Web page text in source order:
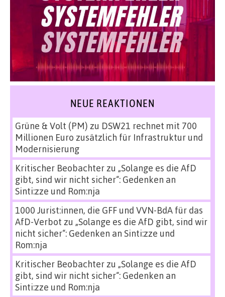
NEUE REAKTIONEN
Grüne & Volt (PM) zu DSW21 rechnet mit 700
Millionen Euro zusätzlich für Infrastruktur und
Modernisierung
Kritischer Beobachterzu „Solange es die AfD
gibt, sind wir nicht sicher“: Gedenken an
Sinti:zze und Rom:nja
1000 Jurist:innen, die GFF und VVN-BdA für das
AfD-Verbot zu „Solange es die AfD gibt, sind wir
nicht sicher“: Gedenken an Sinti:zze und
Rom:nja
Kritischer Beobachterzu „Solange es die AfD
gibt, sind wir nicht sicher“: Gedenken an
Sinti:zze und Rom:nja